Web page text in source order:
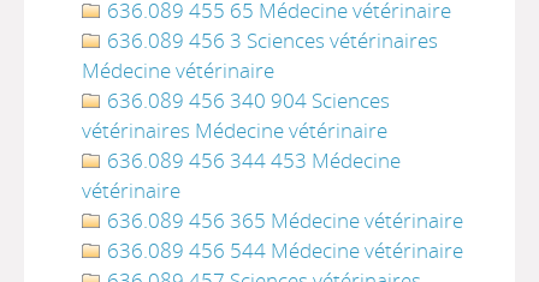
636.089 455 65 Médecine vétérinaire
636.089 456 3 Sciences vétérinaires
Médecine vétérinaire
636.089 456 340 904 Sciences
vétérinaires Médecine vétérinaire
636.089 456 344 453 Médecine
vétérinaire
636.089 456 365 Médecine vétérinaire
636.089 456 544 Médecine vétérinaire